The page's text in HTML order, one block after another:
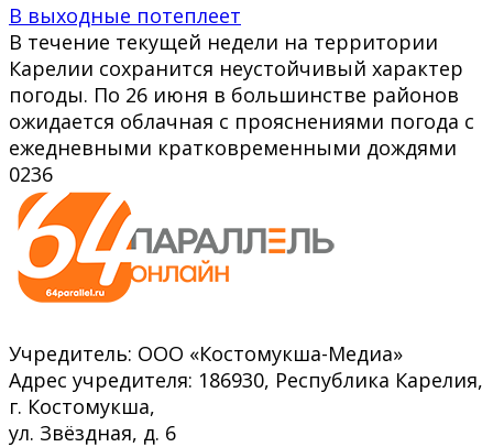
В выходные потеплеет
В течение текущей недели на территории
Карелии сохранится неустойчивый характер
погоды. По 26 июня в большинстве районов
ожидается облачная с прояснениями погода с
ежедневными кратковременными дождями
0236
Учредитель: ООО «Костомукша-Медиа»
Адрес учредителя: 186930, Республика Карелия,
г. Костомукша,
ул. Звёздная, д. 6